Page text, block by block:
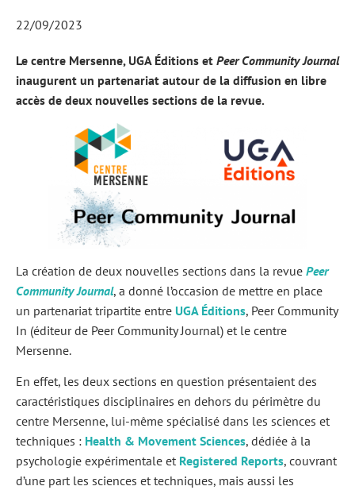
22/09/2023
Le centre Mersenne, UGA Éditions et Peer Community Journal
inaugurent un partenariat autour de la diffusion en libre
accès de deux nouvelles sections de la revue.
La création de deux nouvelles sections dans la revue Peer
Community Journal, a donné l’occasion de mettre en place
un partenariat tripartite entre UGA Éditions, Peer Community
In (éditeur de Peer Community Journal) et le centre
Mersenne.
En effet, les deux sections en question présentaient des
caractéristiques disciplinaires en dehors du périmètre du
centre Mersenne, lui-même spécialisé dans les sciences et
techniques : Health & Movement Sciences, dédiée à la
psychologie expérimentale et Registered Reports, couvrant
d’une part les sciences et techniques, mais aussi les